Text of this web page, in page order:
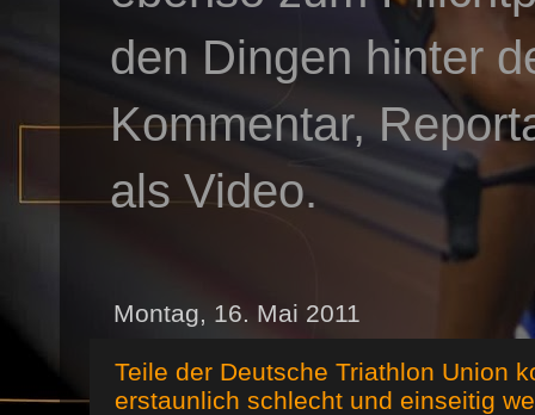
den Dingen hinter
Kommentar,
als Video.
Montag, 16. Mai 2011
Teile der Deutsche Triathlon Union
erstaunlich schlecht und einseitig